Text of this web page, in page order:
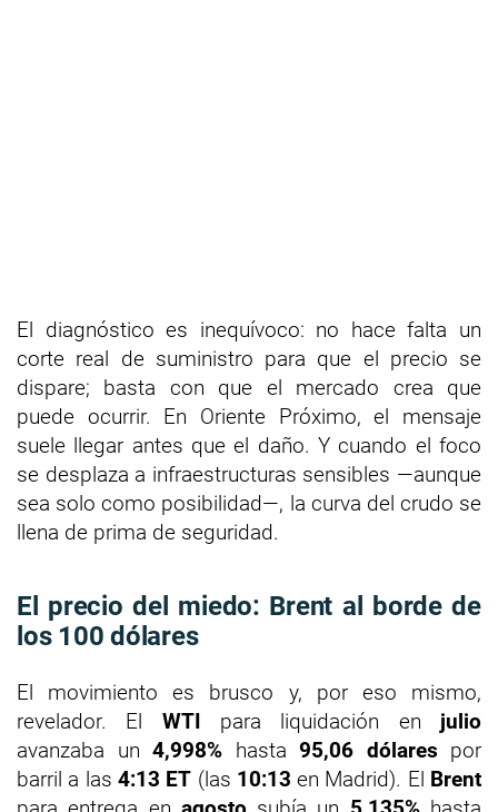
El diagnóstico es inequívoco: no hace falta un
corte real de suministro para que el precio se
dispare; basta con que el mercado crea que
puede ocurrir. En Oriente Próximo, el mensaje
suele llegar antes que el daño. Y cuando el foco
se desplaza a infraestructuras sensibles —aunque
sea solo como posibilidad—, la curva del crudo se
llena de prima de seguridad.
El precio del miedo: Brent al borde de
los 100 dólares
El movimiento es brusco y, por eso mismo,
revelador. El WTI para liquidación en julio
avanzaba un 4,998% hasta 95,06 dólares por
barril a las 4:13 ET (las 10:13 en Madrid). El Brent